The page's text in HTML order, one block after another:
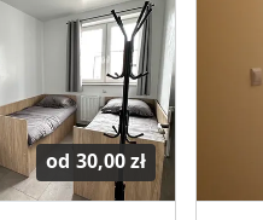
od 30,00 zł